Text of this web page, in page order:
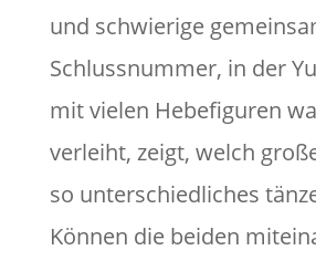
und schwierige
Schlussnummer, in der
mit vielen Hebefiguren
verleiht, zeigt, welch
so unterschiedliches
Können die beiden